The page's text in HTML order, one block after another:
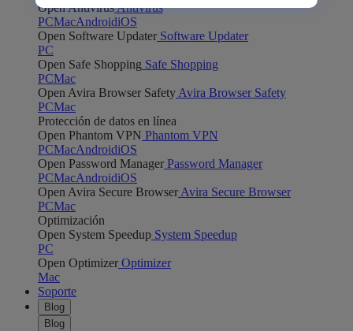
Open AntivirusAntivirus
PCMacAndroidiOS
Open Software Updater Software Updater
PC
Open Safe Shopping Safe Shopping
PCMac
Open Avira Browser Safety Avira Browser Safety
PCMac
Protección de datos en línea
Open Phantom VPN Phantom VPN
PCMacAndroidiOS
Open Password Manager Password Manager
PCMacAndroidiOS
Open Avira Secure Browser Avira Secure Browser
PCMac
Optimización
Open System Speedup System Speedup
PC
Open Optimizer Optimizer
Mac
Soporte
Blog
Blog